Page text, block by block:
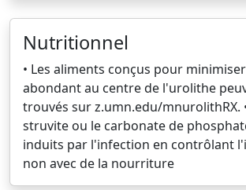
Nutritionnel
• Les aliments conçus pour
abondant au centre de l'urolithe
trouvés sur z.umn.edu/mnurolithRX.
struvite ou le carbonate de
induits par l'infection en contrôlant
non avec de la nourriture